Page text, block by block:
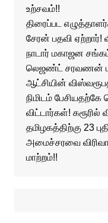
உற்சவம்!!
திரைப்பட
சேரன் பதவி ஏற்றார்!
நாடார் மகாஜன சங்கம்
லெஜண்ட் சரவணன்
ஆட்சியின்
நிமிடம்
விட்டார்கள்! கரூரில்
தமிழகத்திற்கு 23
அமைச்சரவை
மாற்றம்!!